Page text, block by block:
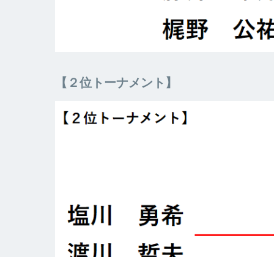
【２位トーナメント】